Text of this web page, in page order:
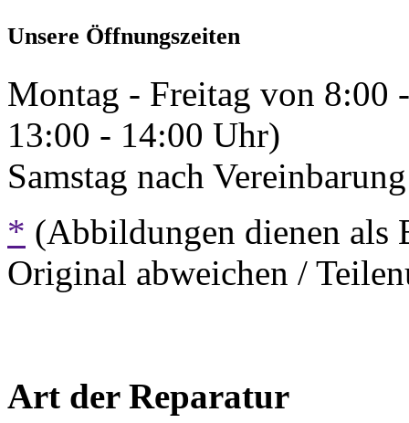
Unsere Öffnungszeiten
Montag - Freitag von 8:00
13:00 - 14:00 Uhr)
Samstag nach
* (Abbildungen dienen als
Original abweichen /
Art der Reparatur